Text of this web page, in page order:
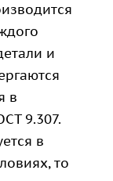
и
в
9.307.
в
то